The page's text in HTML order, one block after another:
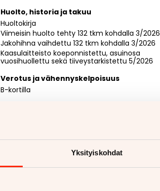
Yksityiskohdat
Huolto, historia ja takuu
Huoltokirja
Viimeisin huolto tehty 132 tkm kohdalla 3/2026
Jakohihna vaihdettu 132 tkm kohdalla 3/2026
Kaasulaitteisto koeponnistettu, asuinosa
vuosihuollettu sekä tiiveystarkistettu 5/2026
Verotus ja vähennyskelpoisuus
B-kortilla